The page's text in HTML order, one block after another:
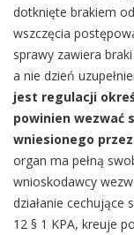
dotknięte brakiem
wszczęcia
sprawy zawiera
a nie dzień
jest regulacji
powinien wezwać
wniesionego
organ ma pełną
wnioskodawcy
działanie cechujące
12 § 1 KPA, kreuje